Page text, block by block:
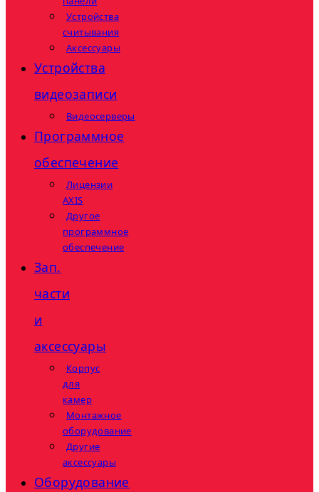
Устройства
считывания
Аксессуары
Устройства
видеозаписи
Видеосерверы
Программное
обеспечение
Лицензии
AXIS
Другое
программное
обеспечение
Зап.
части
и
аксессуары
Корпус
для
камер
Монтажное
оборудование
Другие
аксессуары
Оборудование